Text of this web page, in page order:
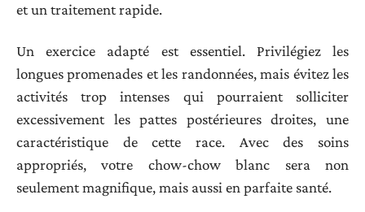
et un traitement rapide.
Un exercice adapté est essentiel. Privilégiez les
longues promenades et les randonnées, mais évitez les
activités trop intenses qui pourraient solliciter
excessivement les pattes postérieures droites, une
caractéristique de cette race. Avec des soins
appropriés, votre chow-chow blanc sera non
seulement magnifique, mais aussi en parfaite santé.